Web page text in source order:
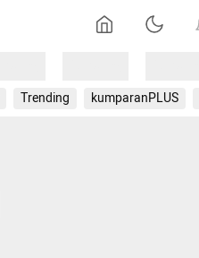
Trending kumparanPLUS